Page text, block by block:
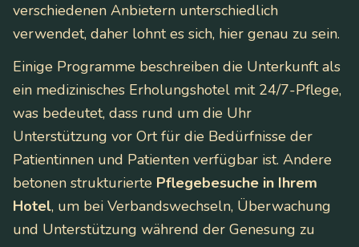
verschiedenen Anbietern unterschiedlich
verwendet, daher lohnt es sich, hier genau zu sein.
Einige Programme beschreiben die Unterkunft als
ein medizinisches Erholungshotel mit 24/7-Pflege,
was bedeutet, dass rund um die Uhr
Unterstützung vor Ort für die Bedürfnisse der
Patientinnen und Patienten verfügbar ist. Andere
betonen strukturierte Pflegebesuche in Ihrem
Hotel, um bei Verbandswechseln, Überwachung
und Unterstützung während der Genesung zu